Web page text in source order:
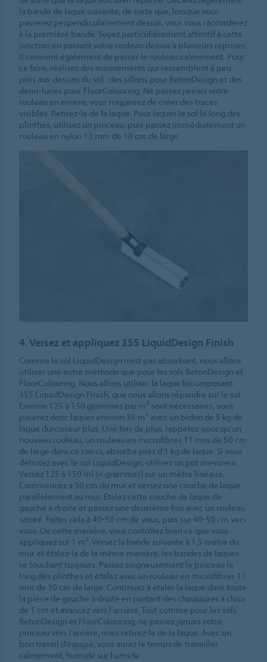
la bande de laque suivante, de sorte que, lorsque vous
passerez perpendiculairement dessus, vous vous raccorderez
à la première bande. Soyez particulièrement attentif à cette
jonction en passant votre rouleau dessus à plusieurs reprises.
Il convient également de passer le rouleau calmement. Pour
ce faire, réalisez des mouvements qui ressemblent à peu
près aux dessins du sol : des sillons pour BetonDesign et des
demi-lunes pour FloorColouring. Ne passez jamais votre
rouleau en arrière, vous risqueriez de créer des traces
visibles. Retirez-le de la laque. Pour laquer le sol le long des
plinthes, utilisez un pinceau, puis passez immédiatement un
rouleau en nylon 13 mm de 10 cm de large.
4. Versez et appliquez 355 LiquidDesign Finish
Comme le sol LiquidDesign n’est pas absorbant, nous allons
utiliser une autre méthode que pour les sols BetonDesign et
FloorColouring. Nous allons utiliser la laque bicomposant
355 LiquidDesign Finish, que nous allons répandre sur le sol.
Environ 125 à 150 grammes par m² sont nécessaires, vous
pourrez donc laquer environ 35 m² avec un bidon de 5 kg de
laque durcisseur plus. Une fois de plus, rappelez-vous qu’un
nouveau rouleau, un rouleau en microfibres 11 mm de 50 cm
de large dans ce cas-ci, absorbe près d’1 kg de laque. Si vous
débutez avec le sol LiquidDesign, utilisez un pot mesureur.
Versez 125 à 150 ml (= grammes) sur un mètre linéaire.
Commencez à 50 cm du mur et versez une couche de laque
parallèlement au mur. Étalez cette couche de laque de
gauche à droite et passez une deuxième fois avec un rouleau
saturé. Faites cela à 40-50 cm de vous, puis sur 40-50 cm vers
vous. De cette manière, vous contrôlez bien ce que vous
appliquez sur 1 m². Versez la bande suivante à 1,5 mètre du
mur et étalez-la de la même manière, les bandes de laques
se touchant toujours. Passez soigneusement le pinceau le
long des plinthes et étalez avec un rouleau en microfibres 11
mm de 10 cm de large. Continuez à étaler la laque dans toute
la pièce de gauche à droite en portant des chaussures à clous
de 1 cm et avancez vers l’arrière. Tout comme pour les sols
BetonDesign et FloorColouring, ne passez jamais votre
pinceau vers l’arrière, mais retirez-le de la laque. Avec un
bon travail d’équipe, vous aurez le temps de travailler
calmement, humide sur humide.